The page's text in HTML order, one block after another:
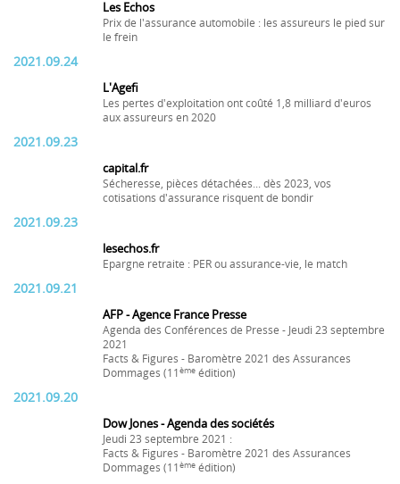
Les Echos
Prix de l'assurance automobile : les assureurs le pied sur
le frein
2021.09.24
L'Agefi
Les pertes d'exploitation ont coûté 1,8 milliard d'euros
aux assureurs en 2020
2021.09.23
capital.fr
Sécheresse, pièces détachées... dès 2023, vos
cotisations d'assurance risquent de bondir
2021.09.23
lesechos.fr
Epargne retraite : PER ou assurance-vie, le match
2021.09.21
AFP - Agence France Presse
Agenda des Conférences de Presse - Jeudi 23 septembre
2021
Facts & Figures - Baromètre 2021 des Assurances
Dommages (11 ème édition)
2021.09.20
Dow Jones - Agenda des sociétés
Jeudi 23 septembre 2021 :
Facts & Figures - Baromètre 2021 des Assurances
Dommages (11 ème édition)